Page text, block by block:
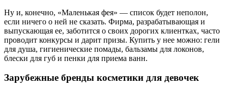
Ну и, конечно, «Маленькая фея» — список будет неполон,
если ничего о ней не сказать. Фирма, разрабатывающая и
выпускающая ее, заботится о своих дорогих клиентках, часто
проводит конкурсы и дарит призы. Купить у нее можно: гели
для душа, гигиенические помады, бальзамы для локонов,
блески для губ и пенки для приема ванн.
Зарубежные бренды косметики для девочек